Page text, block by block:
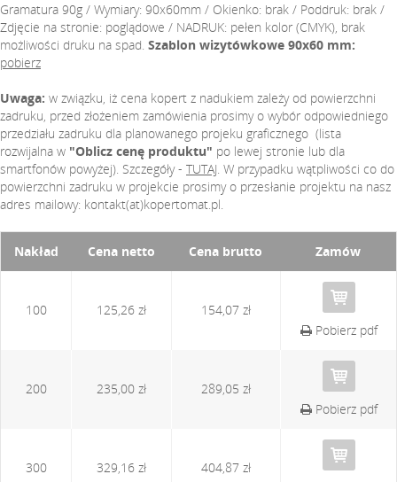
Gramatura 90g / Wymiary: 90x60mm / Okienko: brak / Poddruk: brak /
Zdjęcie na stronie: poglądowe / NADRUK: pełen kolor (CMYK), brak
możliwości druku na spad. Szablon wizytówkowe 90x60 mm:
pobierz
Uwaga: w związku, iż cena kopert z nadukiem zależy od powierzchni
zadruku, przed złożeniem zamówienia prosimy o wybór odpowiedniego
przedziału zadruku dla planowanego projeku graficznego (lista
rozwijalna w "Oblicz cenę produktu" po lewej stronie lub dla
smartfonów powyżej). Szczegóły - TUTAJ. W przypadku wątpliwości co do
powierzchni zadruku w projekcie prosimy o przesłanie projektu na nasz
adres mailowy: kontakt(at)kopertomat.pl.
Nakład Cena netto Cena brutto Zamów
100 125,26 zł
154,07 zł
Pobierz pdf
200 235,00 zł
289,05 zł
Pobierz pdf
300 329,16 zł
404,87 zł